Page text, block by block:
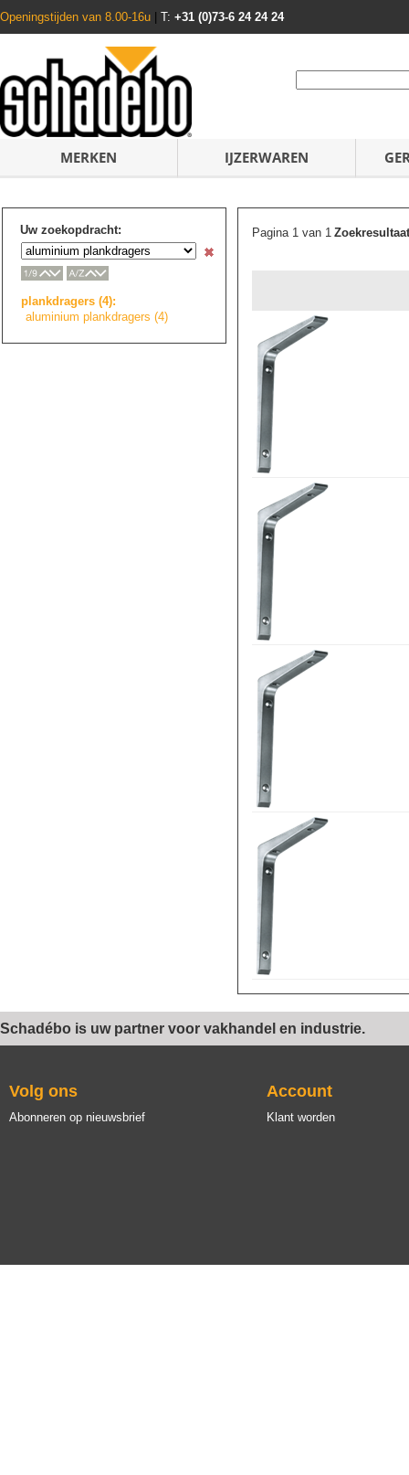
Openingstijden van 8.00-16u T: +31 (0)73-6 24 24 24
MERKEN IJZERWAREN
Uw zoekopdracht:
plankdragers (4):
aluminium plankdragers (4)
Pagina 1 van 1Zoekresultaat
Schadébo is uw partner voor vakhandel en industrie.
Volg ons
Abonneren op nieuwsbrief
Account
Klant worden